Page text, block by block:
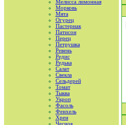
Мелисса лимонная
Морковь
Мята
Огурец
Пастернак
Патисон
Перец
Петрушка
Ревень
Редис
Редька
Салат
Свекла
Сельдерей
Томат
Тыква
Укроп
Фасоль
Фенхель
Хрен
Чеснок